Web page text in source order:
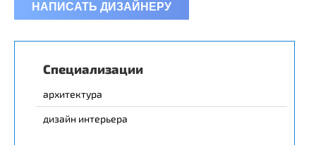
НАПИСАТЬ ДИЗАЙНЕРУ
Специализации
архитектура
дизайн интерьера